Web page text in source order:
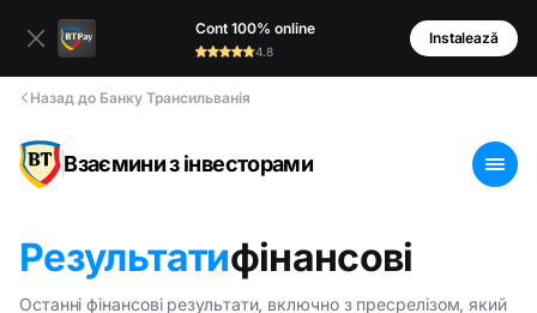
Cont 100% online
4.8
Instalează
Назад до Банку Трансильванія
Взаємини з інвесторами
Результатифінансові
Останні фінансові результати, включно з пресрелізом, який